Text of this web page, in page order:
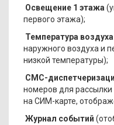
Освещение 1 этажа
первого этажа);
Температура воздуха
наружного воздуха и
низкой температуры);
СМС-
номеров для
на СИМ-карте,
Журнал событий